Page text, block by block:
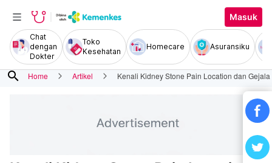
Masuk
Chat
dengan
Dokter
Toko
Kesehatan
Homecare Asuransiku
search Home Artikel Kenali Kidney Stone Pain Location dan